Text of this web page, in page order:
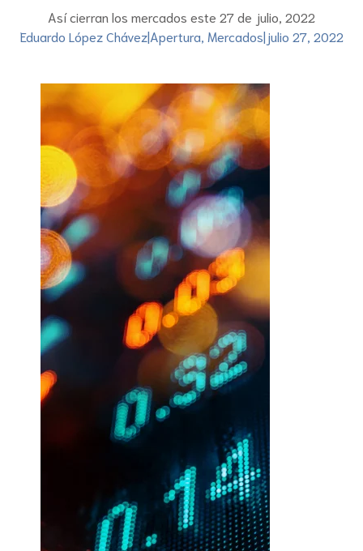
Así cierran los mercados este 27 de julio, 2022
Eduardo López Chávez|Apertura, Mercados|julio 27, 2022